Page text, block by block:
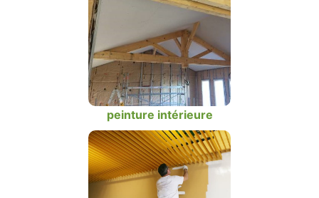
peinture intérieure